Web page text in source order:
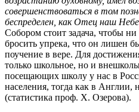
совершенствоваться в том
беспределен, как Отец наш
Собором стоит задача, чтобы
бросить упрека, что он лишен
поучение в вере. Для
только школьное, но и
посещающих школу у нас в
населения, тогда как в Англии,
(статистика проф. X. Озерова).